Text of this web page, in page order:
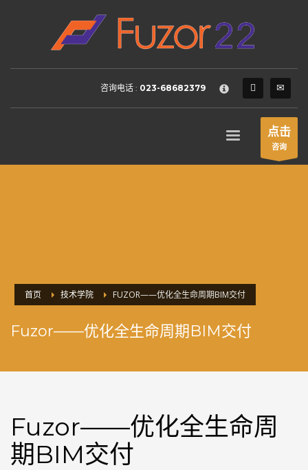
HOW TO SHOP
Login or create new account.
2 Review your order.
FREEshipment
If you still have problems, please let us know, by sending an
SHOWROOM HOURS
咨询电话 : 023-68682379
点击
咨询
首页 技术学院 FUZOR——优化全生命周期BIM交付
Fuzor——优化全生命周期BIM交付
Fuzor——优化全生命周
期BIM交付